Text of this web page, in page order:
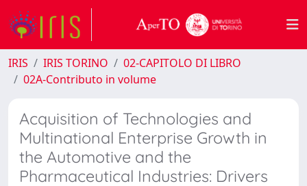
IRIS IRIS TORINO
02-CAPITOLO DI LIBRO
02A-Contributo in volume
Acquisition of Technologies and
Multinational Enterprise Growth in
the Automotive and the
Pharmaceutical Industries: Drivers